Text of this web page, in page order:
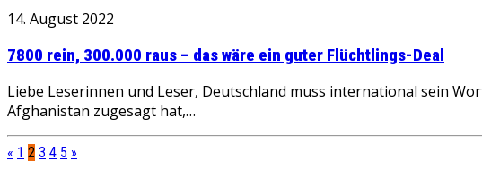
14. August 2022
7800 rein, 300.000 raus – das wäre ein guter Flüchtlings-Deal
Liebe Leserinnen und Leser, Deutschland muss international sein
Afghanistan zugesagt hat,…
« 1 2 3 4 5 »